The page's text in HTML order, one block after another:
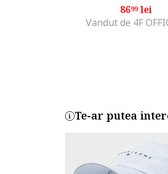
8699lei
Vandut de 4F
Te-ar putea